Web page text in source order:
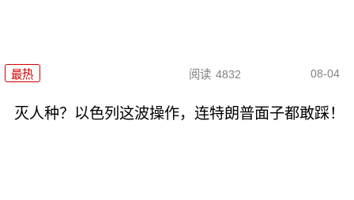
最热 阅读 4832 08-04
灭人种？以色列这波操作，连特朗普面子都敢踩！